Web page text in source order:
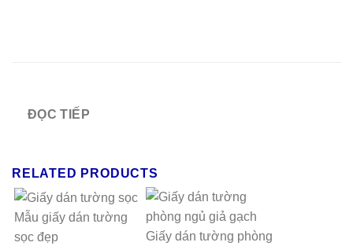
ĐỌC TIẾP
RELATED PRODUCTS
Mẫu giấy dán tường
sọc đẹp
Giấy dán tường phòng